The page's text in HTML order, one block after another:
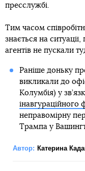
пресслужбі.
Тим часом
знається на
агентів не пускали
Раніше доньку
викликали до
Колумбія) у
інавгураційного
неправомірну
Трампа у
Автор: Катерина